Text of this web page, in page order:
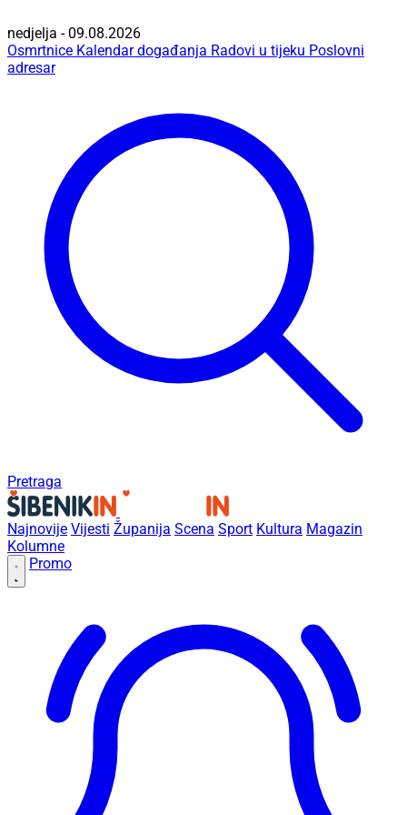
nedjelja - 09.08.2026
Osmrtnice Kalendar događanja Radovi u tijeku Poslovni
adresar
Pretraga
Najnovije Vijesti Županija Scena Sport Kultura Magazin
Kolumne
Promo